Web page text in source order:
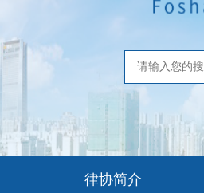
律协简介